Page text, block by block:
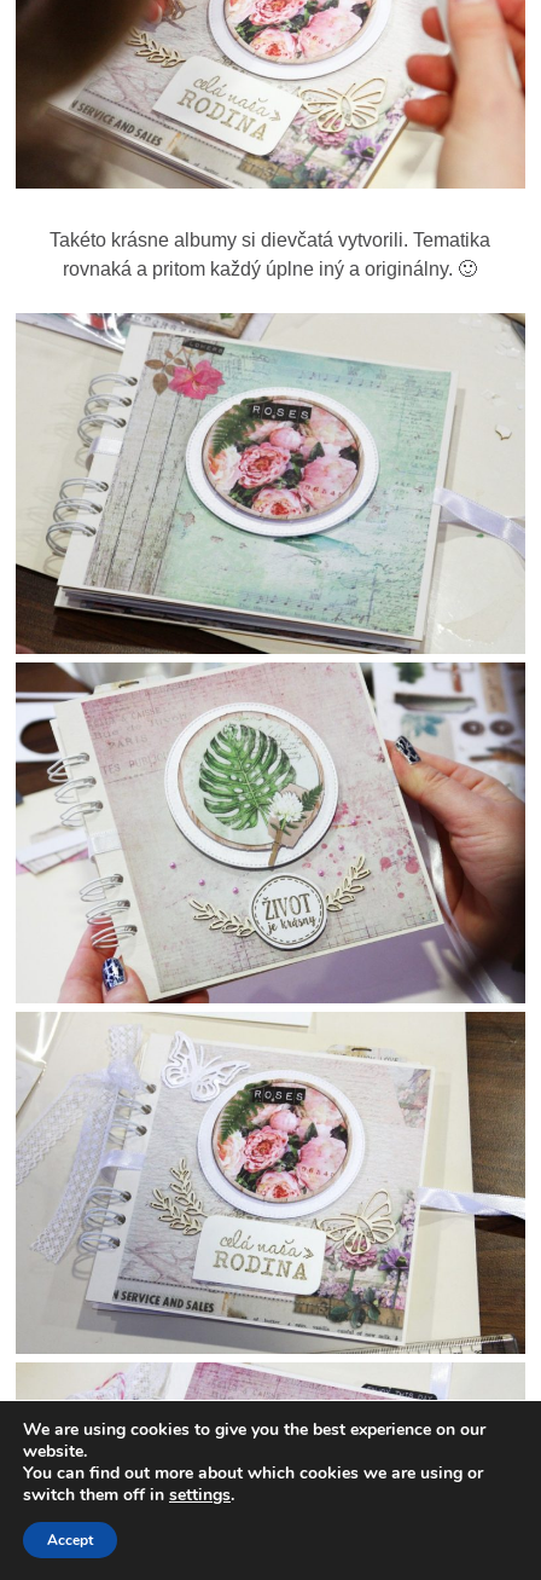
Takéto krásne albumy si dievčatá vytvorili. Tematika
rovnaká a pritom každý úplne iný a originálny. 🙂
We are using cookies to give you the best experience on our
website.
You can find out more about which cookies we are using or
switch them off in settings.
Accept